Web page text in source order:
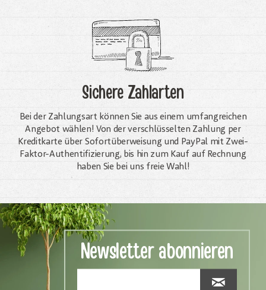
Sichere Zahlarten
Bei der Zahlungsart können Sie aus einem umfangreichen
Angebot wählen! Von der verschlüsselten Zahlung per
Kreditkarte über Sofortüberweisung und PayPal mit Zwei-
Faktor-Authentifizierung, bis hin zum Kauf auf Rechnung
haben Sie bei uns freie Wahl!
Newsletter abonnieren